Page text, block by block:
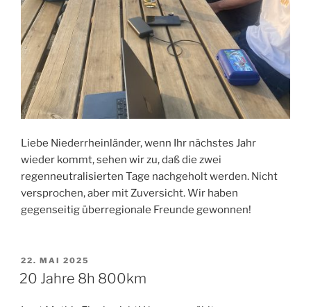
Liebe Niederrheinländer, wenn Ihr nächstes Jahr
wieder kommt, sehen wir zu, daß die zwei
regenneutralisierten Tage nachgeholt werden. Nicht
versprochen, aber mit Zuversicht. Wir haben
gegenseitig überregionale Freunde gewonnen!
VERÖFFENTLICHT
AM
22. MAI 2025
20 Jahre 8h 800km